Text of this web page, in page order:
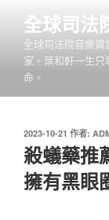
全球司法
全球司法院音樂
家。葉和軒一生
命。
發
佈
於
2023-10-21 作者:
殺蟻藥推
擁有黑眼